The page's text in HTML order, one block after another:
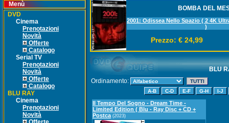
Menù
DVD
Cinema
Prenotazioni
Novità
Offerte
Catalogo
Serial TV
Prenotazioni
Novità
Offerte
Catalogo
BLU RAY
Cinema
Prenotazioni
Novità
BOMBA DEL
2001: Odissea Nello Spazio ( 2 4K
)
Prezzo: € 24,99
BLU
Ordinamento:
Il Tempo Del Sogno - Dream Time -
Limited Edition ( Blu - Ray Disc + CD +
Postca(2023)